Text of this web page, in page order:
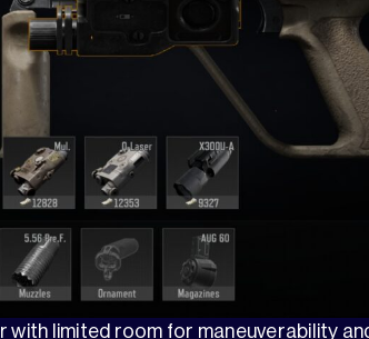
with limited room for maneuverability